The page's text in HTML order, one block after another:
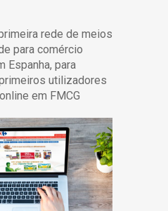
rede de meios
para comércio
Espanha, para
utilizadores
em FMCG